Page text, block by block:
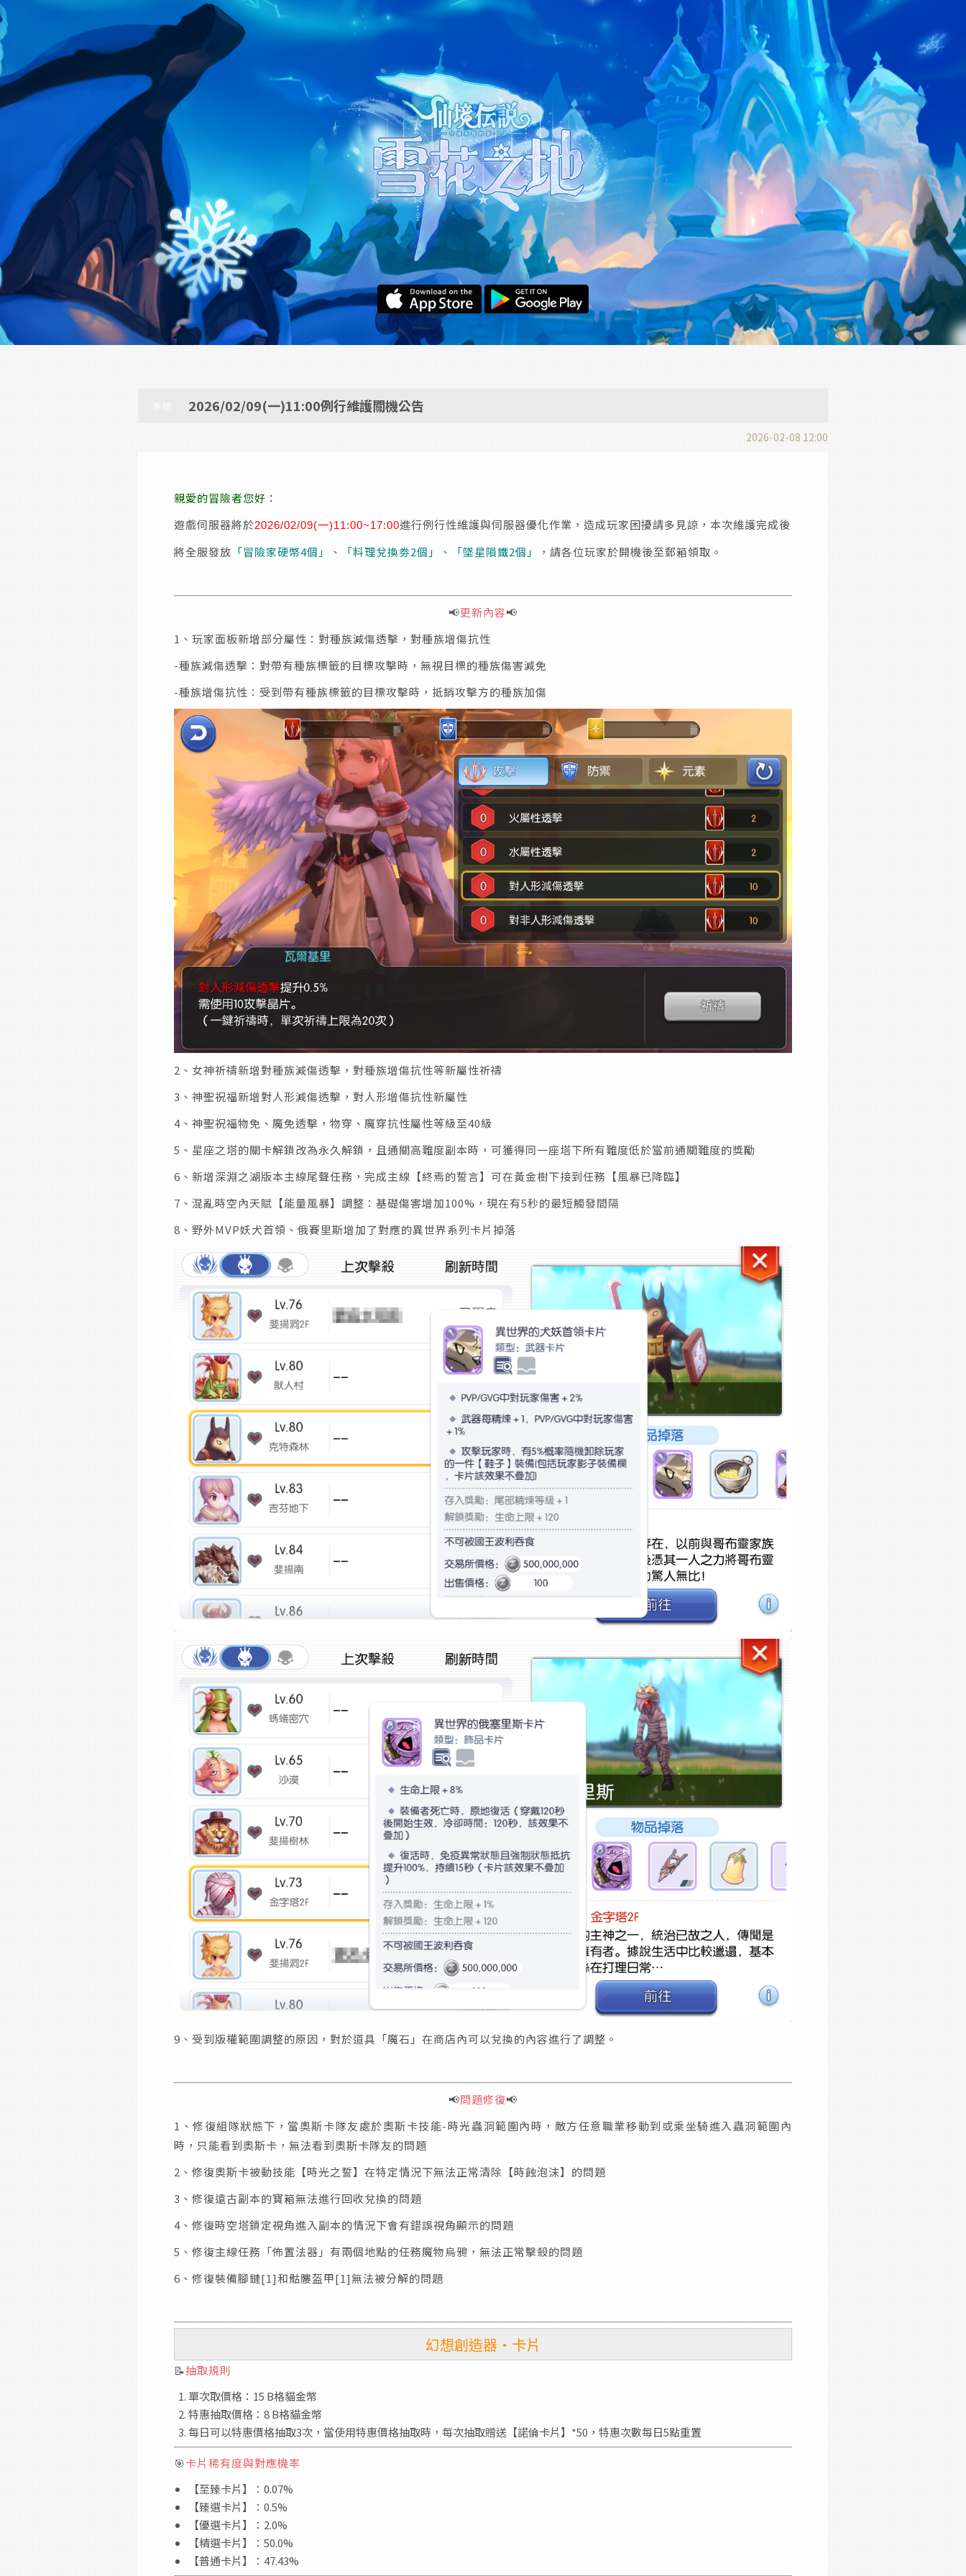
2026/02/09(一)11:00例行維護關機公告
2026-02-08 12:00
親愛的冒險者您好：
遊戲伺服器將於2026/02/09(一)11:00~17:00進行例行性維護與伺服器優化作業，造成玩家困擾請多見諒，本次維護完成後
將全服發放 「冒險家硬幣4個」、「料理兌換劵2個」、「墜星隕鐵2個」 ，請各位玩家於開機後至郵箱領取。
📢更新內容📢
1、玩家面板新增部分屬性：對種族減傷透擊，對種族增傷抗性
-種族減傷透擊：對帶有種族標籤的目標攻擊時，無視目標的種族傷害減免
-種族增傷抗性：受到帶有種族標籤的目標攻擊時，抵銷攻擊方的種族加傷
2、女神祈禱新增對種族減傷透擊，對種族增傷抗性等新屬性祈禱
3、神聖祝福新增對人形減傷透擊，對人形增傷抗性新屬性
4、神聖祝福物免、魔免透擊，物穿、魔穿抗性屬性等級至40級
5、星座之塔的關卡解鎖改為永久解鎖，且通關高難度副本時，可獲得同一座塔下所有難度低於當前通關難度的獎勵
6、新增深淵之湖版本主線尾聲任務，完成主線【終焉的誓言】可在黃金樹下接到任務【風暴已降臨】
7、混亂時空內天賦【能量風暴】調整：基礎傷害增加100%，現在有5秒的最短觸發間隔
8、野外MVP妖犬首領、俄賽里斯增加了對應的異世界系列卡片掉落
9、受到版權範圍調整的原因，對於道具「魔石」在商店內可以兌換的內容進行了調整。
📢問題修復📢
1、修復組隊狀態下，當奧斯卡隊友處於奧斯卡技能-時光蟲洞範圍內時，敵方任意職業移動到或乘坐騎進入蟲洞範圍內
時，只能看到奧斯卡，無法看到奧斯卡隊友的問題
2、修復奧斯卡被動技能【時光之誓】在特定情況下無法正常清除【時蝕泡沫】的問題
3、修復遠古副本的寶箱無法進行回收兌換的問題
4、修復時空塔鎖定視角進入副本的情況下會有錯誤視角顯示的問題
5、修復主線任務「佈置法器」有兩個地點的任務魔物烏鴉，無法正常擊殺的問題
6、修復裝備腳鏈[1]和骷髏盔甲[1]無法被分解的問題
幻想創造器·卡片
📝抽取規則
單次取價格：15 B格貓金幣
特惠抽取價格：8 B格貓金幣
每日可以特惠價格抽取3次，當使用特惠價格抽取時，每次抽取贈送【諾倫卡片】*50，特惠次數每日5點重置
🎯卡片稀有度與對應機率
【至臻卡片】：0.07%
【臻選卡片】：0.5%
【優選卡片】：2.0%
【精選卡片】：50.0%
【普通卡片】：47.43%